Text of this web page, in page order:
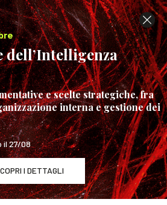
dell’Intelligenza
e scelte strategiche, fra
interna e gestione dei
il 27/08
I DETTAGLI